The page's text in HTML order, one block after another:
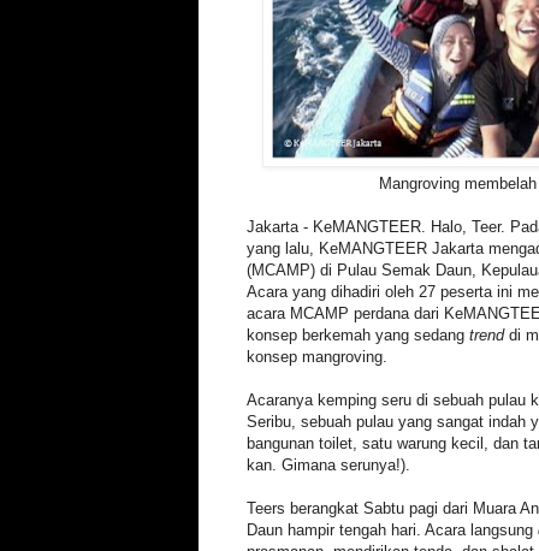
Mangroving
Jakarta - KeMANGTEER. Halo, Teer.
yang lalu, KeMANGTEER Jakarta
(MCAMP) di Pulau Semak Daun,
Acara yang dihadiri oleh 27 peserta ini
acara MCAMP perdana dari
konsep berkemah yang sedang trenddi
konsep mangroving.
Acaranya kemping seru di sebuah pulau
Seribu, sebuah pulau yang sangat indah
bangunan toilet, satu warung kecil, dan
kan. Gimana serunya!).
Teers berangkat Sabtu pagi dari Muara
Daun hampir tengah hari. Acara langsung